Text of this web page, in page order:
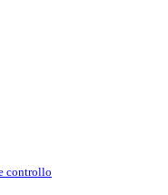
controllo